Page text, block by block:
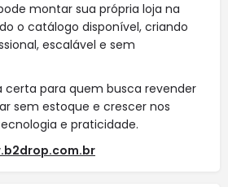
montar sua própria loja na
o catálogo disponível, criando
escalável e sem
certa para quem busca revender
sem estoque e crescer nos
e praticidade.